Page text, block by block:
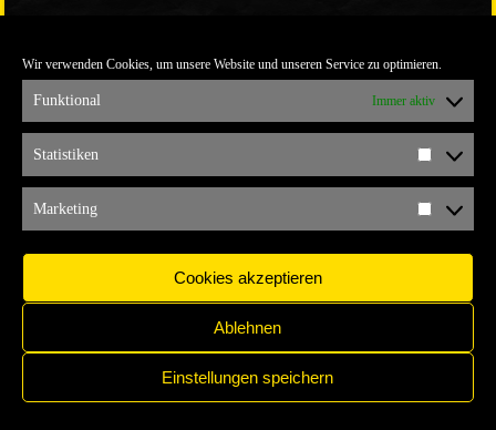
Wir verwenden Cookies, um unsere Website und unseren Service zu optimieren.
Funktional Immer aktiv
Statistiken
Marketing
Cookies akzeptieren
Ablehnen
Einstellungen speichern